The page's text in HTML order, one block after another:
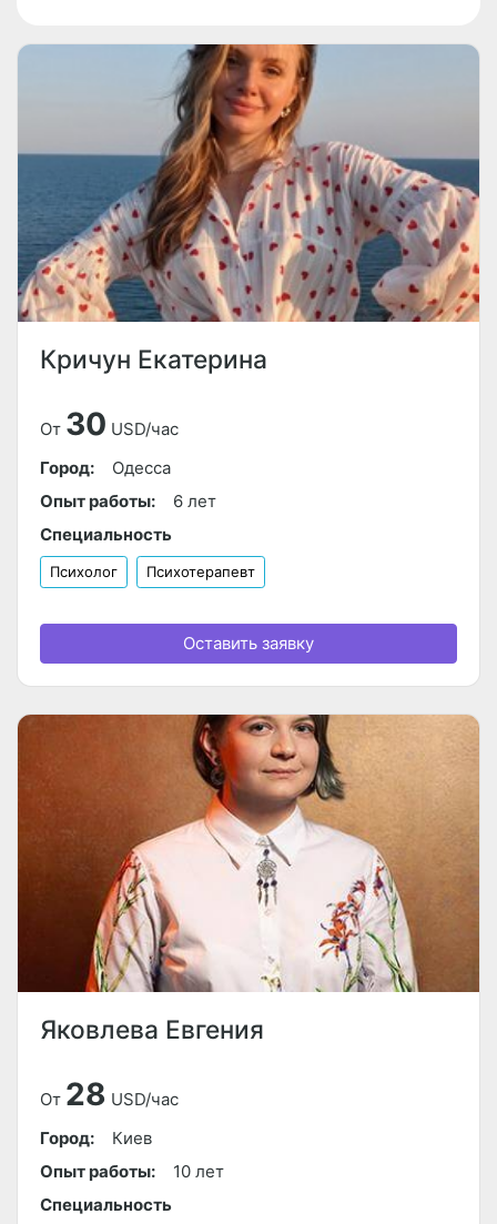
Кричун Екатерина
От 30 USD/час
Город:
Одесса
Опыт работы:
6 лет
Специальность
Психолог Психотерапевт
Оставить заявку
Яковлева Евгения
От 28 USD/час
Город:
Киев
Опыт работы:
10 лет
Специальность